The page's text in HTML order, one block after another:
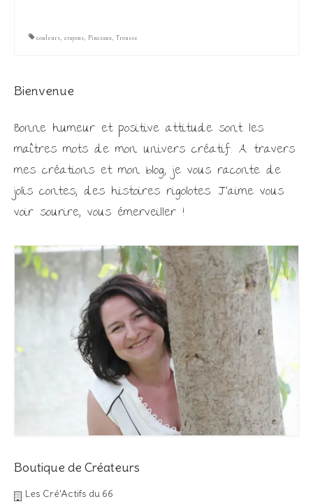
couleurs, crayons, Pinceaux, Trousse
Bienvenue
Bonne humeur et positive attitude sont les
maîtres mots de mon univers créatif. A travers
mes créations et mon blog, je vous raconte de
jolis contes, des histoires rigolotes. J'aime vous
voir sourire, vous émerveiller !
Boutique de Créateurs
Les Cré'Actifs du 66